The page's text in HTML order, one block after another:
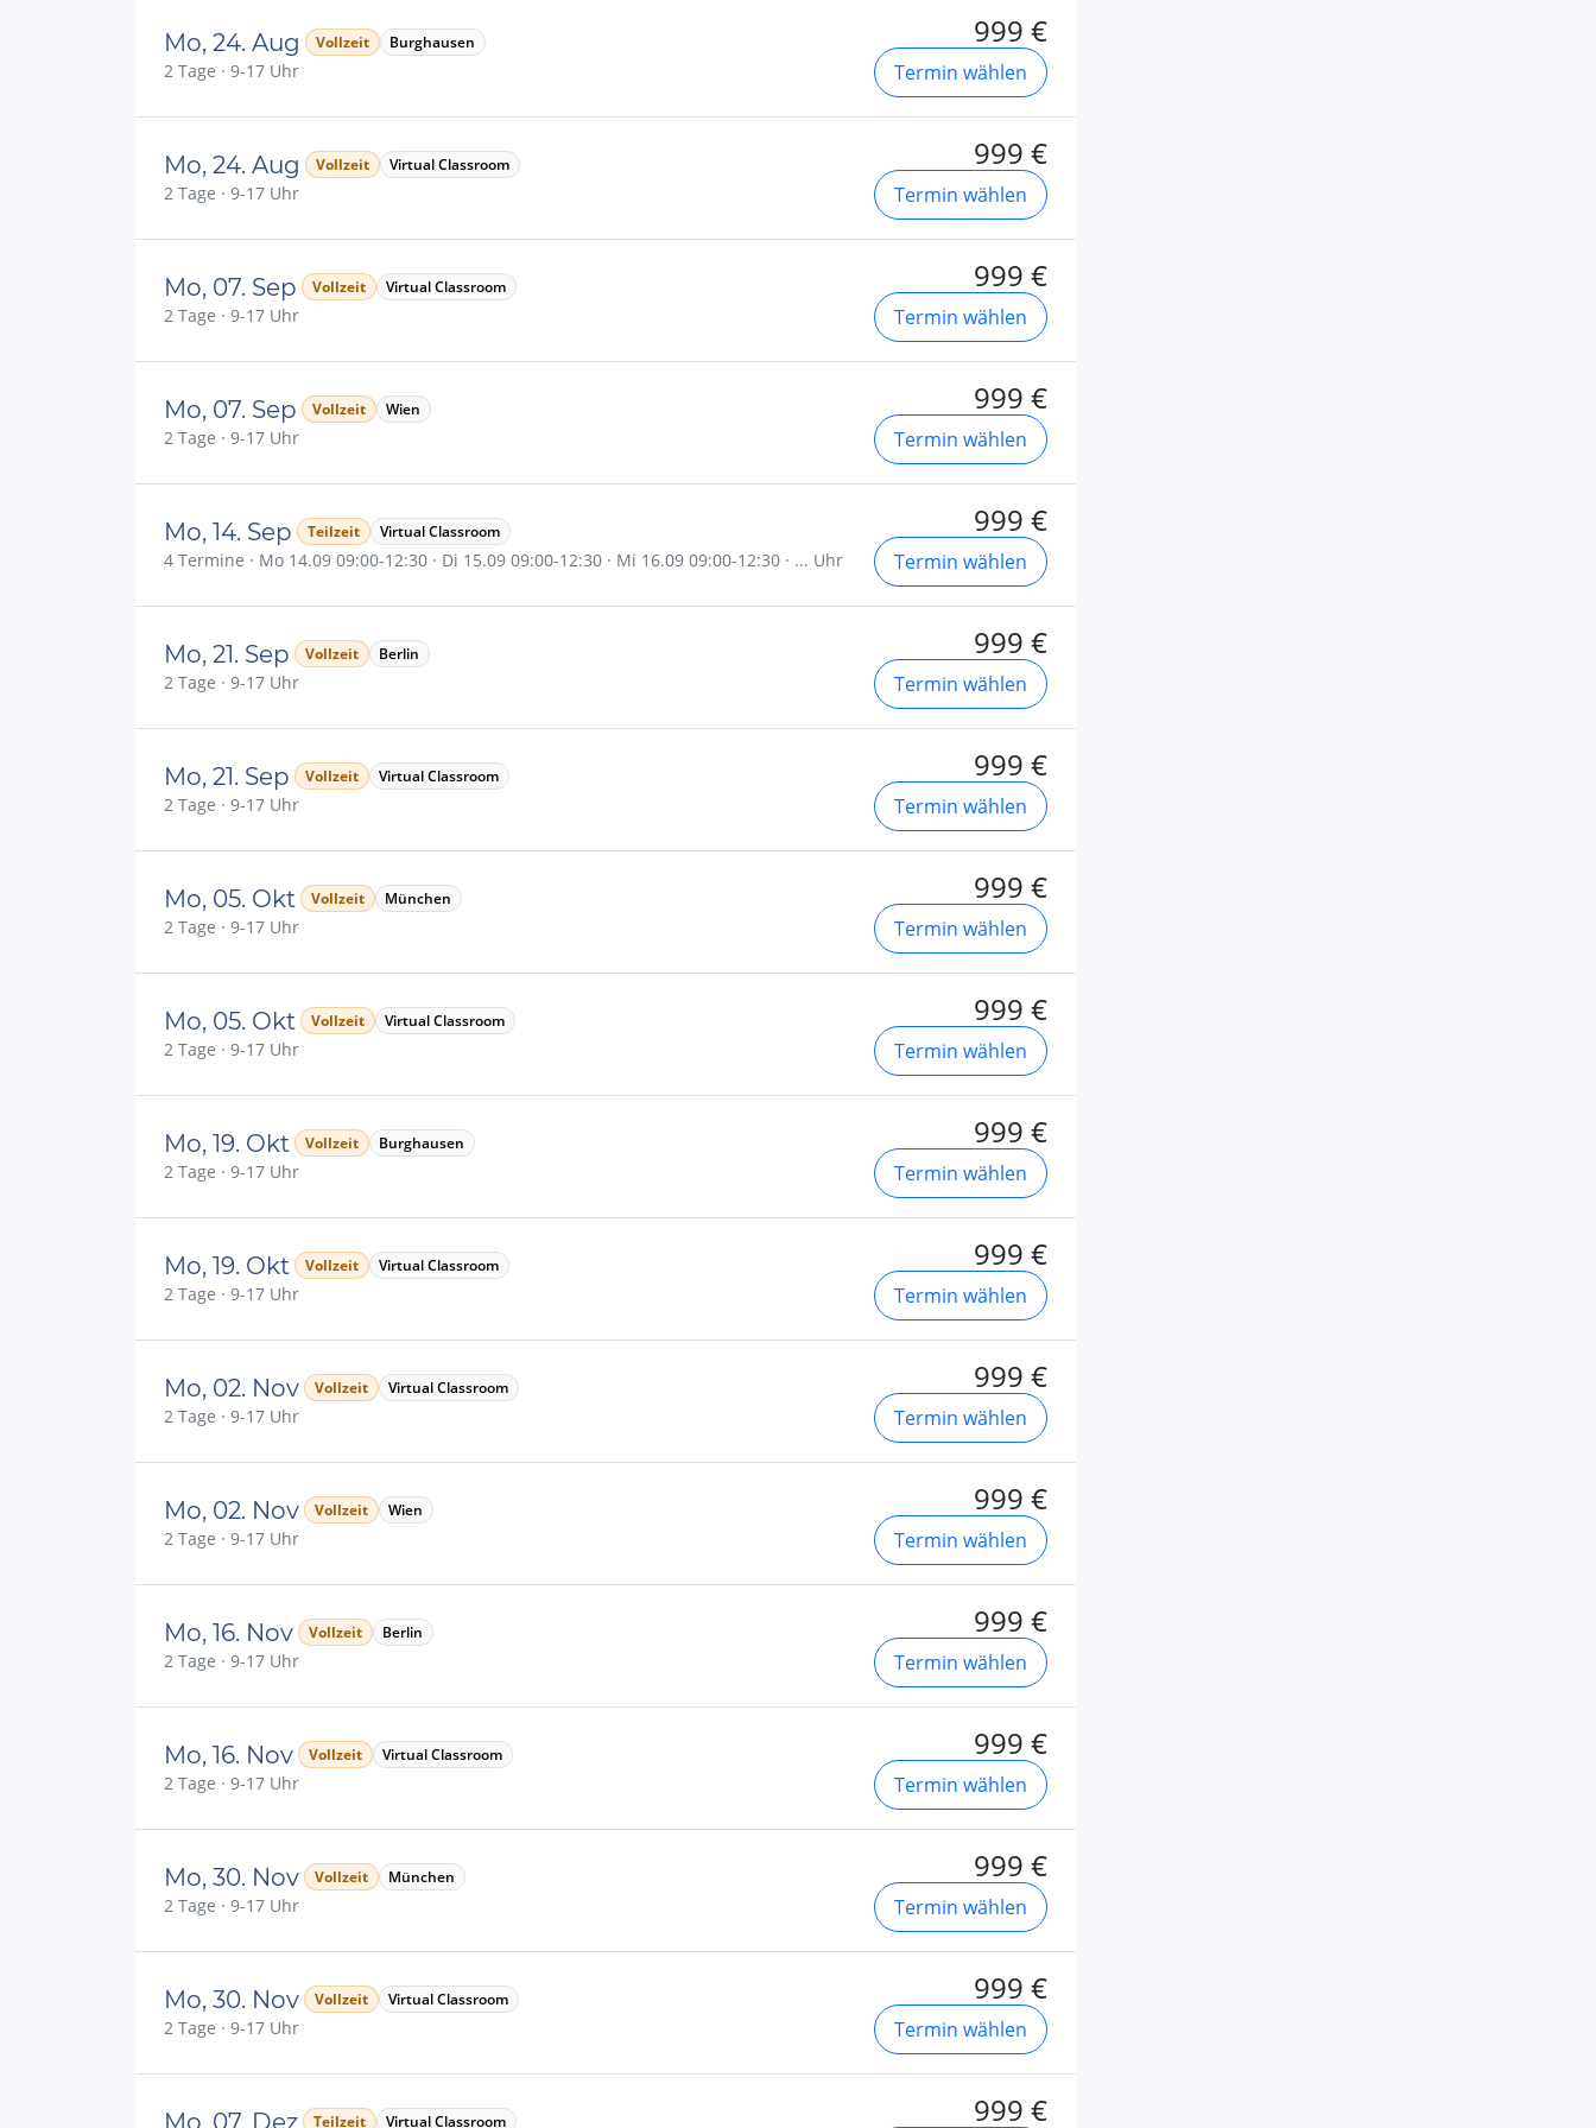
Mo, 24. Aug Vollzeit Burghausen
2 Tage · 9-17 Uhr
999 €
Termin wählen
Mo, 24. Aug Vollzeit Virtual Classroom
2 Tage · 9-17 Uhr
999 €
Termin wählen
Mo, 07. Sep Vollzeit Virtual Classroom
2 Tage · 9-17 Uhr
999 €
Termin wählen
Mo, 07. Sep Vollzeit Wien
2 Tage · 9-17 Uhr
999 €
Termin wählen
Mo, 14. Sep Teilzeit Virtual Classroom
4 Termine · Mo 14.09 09:00-12:30 · Di 15.09 09:00-12:30 · Mi 16.09 09:00-12:30 · ... Uhr
999 €
Termin wählen
Mo, 21. Sep Vollzeit Berlin
2 Tage · 9-17 Uhr
999 €
Termin wählen
Mo, 21. Sep Vollzeit Virtual Classroom
2 Tage · 9-17 Uhr
999 €
Termin wählen
Mo, 05. Okt Vollzeit München
2 Tage · 9-17 Uhr
999 €
Termin wählen
Mo, 05. Okt Vollzeit Virtual Classroom
2 Tage · 9-17 Uhr
999 €
Termin wählen
Mo, 19. Okt Vollzeit Burghausen
2 Tage · 9-17 Uhr
999 €
Termin wählen
Mo, 19. Okt Vollzeit Virtual Classroom
2 Tage · 9-17 Uhr
999 €
Termin wählen
Mo, 02. Nov Vollzeit Virtual Classroom
2 Tage · 9-17 Uhr
999 €
Termin wählen
Mo, 02. Nov Vollzeit Wien
2 Tage · 9-17 Uhr
999 €
Termin wählen
Mo, 16. Nov Vollzeit Berlin
2 Tage · 9-17 Uhr
999 €
Termin wählen
Mo, 16. Nov Vollzeit Virtual Classroom
2 Tage · 9-17 Uhr
999 €
Termin wählen
Mo, 30. Nov Vollzeit München
2 Tage · 9-17 Uhr
999 €
Termin wählen
Mo, 30. Nov Vollzeit Virtual Classroom
2 Tage · 9-17 Uhr
999 €
Termin wählen
Mo, 07. Dez Teilzeit Virtual Classroom 999 €